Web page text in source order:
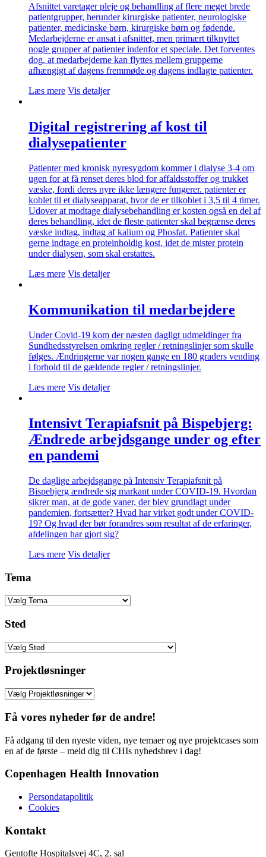
Afsnittet varetager pleje og behandling af flere meget brede
patientgrupper, herunder kirurgiske patienter, neurologiske
patienter, medicinske børn, kirurgiske børn og fødende.
Medarbejderne er ansat i afsnittet, men primært tilknyttet
nogle grupper af patienter indenfor et speciale. Det forventes
dog, at medarbejderne kan flyttes mellem grupperne
afhængigt af dagens fremmøde og dagens indlagte patienter.
Læs mere Vis detaljer
Digital registrering af kost til
dialysepatienter
Patienter med kronisk nyresygdom kommer i dialyse 3-4 om
ugen for at få renset deres blod for affaldsstoffer og trukket
væske, fordi deres nyre ikke længere fungerer. patienter er
koblet til et dialyseapparat, hvor de er tilkoblet i 3,5 til 4 timer.
Udover at modtage dialysebehandling er kosten også en del af
deres behandling, idet de fleste patienter skal begrænse deres
væske indtag, indtag af kalium og Phosfat. Patienter skal
gerne indtage en proteinholdig kost, idet de mister protein
under dialysen, som skal erstattes.
Læs mere Vis detaljer
Kommunikation til medarbejdere
Under Covid-19 kom der næsten dagligt udmeldinger fra
Sundhedsstyrelsen omkring regler / retningslinjer som skulle
følges. Ændringerne var nogen gange en 180 graders vending
i forhold til de gældende regler / retningslinjer.
Læs mere Vis detaljer
Intensivt Terapiafsnit på Bispebjerg:
Ændrede arbejdsgange under og efter
en pandemi
De daglige arbejdsgange på Intensiv Terapiafsnit på
Bispebjerg ændrede sig markant under COVID-19. Hvordan
sikrer man, at de gode vaner, der blev grundlagt under
pandemien, fortsætter? Hvad har virket godt under COVID-
19? Og hvad der bør forandres som resultat af de erfaringer,
afdelingen har gjort sig?
Læs mere Vis detaljer
Tema
Sted
Projektløsninger
Få vores nyheder før de andre!
Få adgang til den nyeste viden, nye temaer og nye projektcases som
en af de første – meld dig til CHIs nyhedsbrev i dag!
Copenhagen Health Innovation
Persondatapolitik
Cookies
Kontakt
Gentofte Hospitalsvej 4C, 2. sal